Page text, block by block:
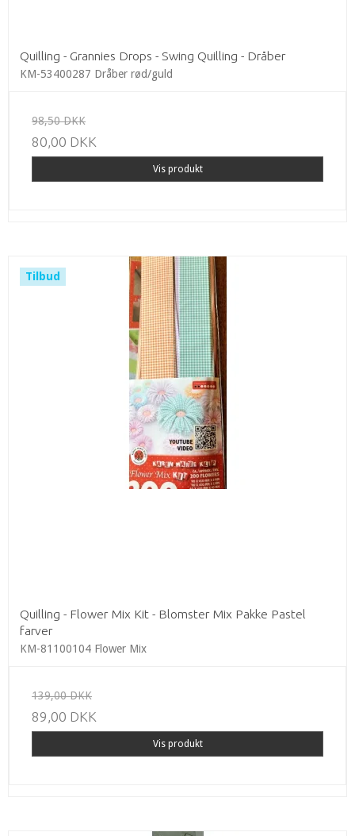
Quilling - Grannies Drops - Swing Quilling - Dråber
KM-53400287 Dråber rød/guld
98,50 DKK
80,00 DKK
Vis produkt
Tilbud
Quilling - Flower Mix Kit - Blomster Mix Pakke Pastel
farver
KM-81100104 Flower Mix
139,00 DKK
89,00 DKK
Vis produkt